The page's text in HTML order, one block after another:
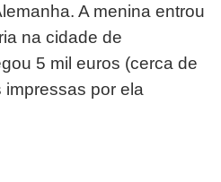
A menina entrou
na cidade de
5 mil euros (cerca de
impressas por ela